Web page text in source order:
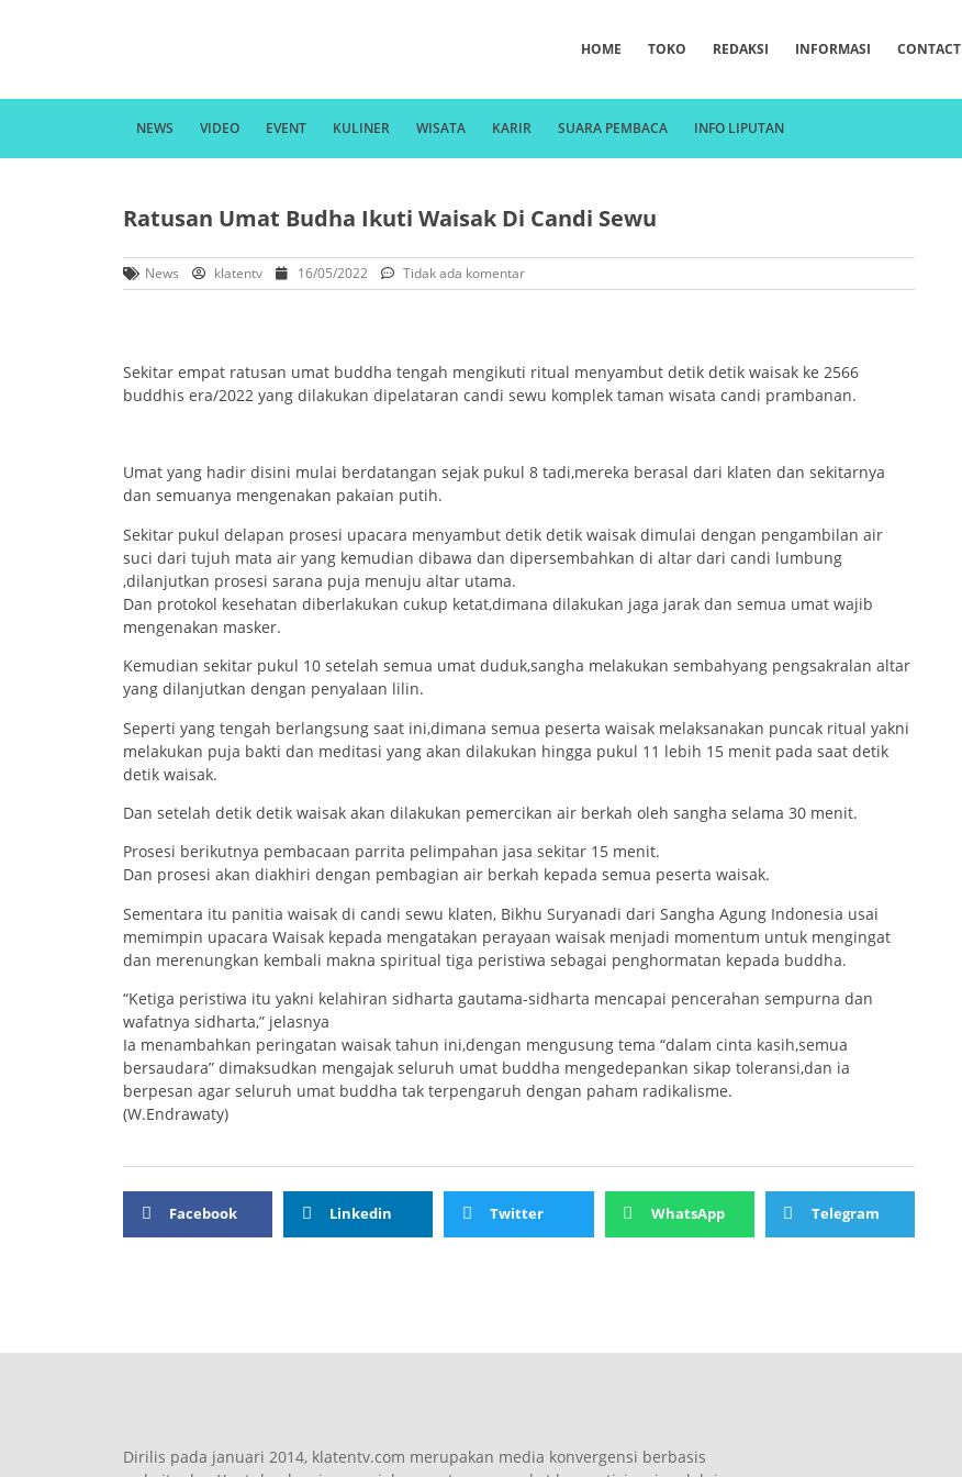
HOME TOKO REDAKSI INFORMASI CONTACT
NEWS VIDEO EVENT KULINER WISATA KARIR SUARA PEMBACA INFO LIPUTAN
Ratusan Umat Budha Ikuti Waisak Di Candi Sewu
News klatentv 16/05/2022 Tidak ada komentar
Sekitar empat ratusan umat buddha tengah mengikuti ritual menyambut detik detik waisak ke 2566
buddhis era/2022 yang dilakukan dipelataran candi sewu komplek taman wisata candi prambanan.
Umat yang hadir disini mulai berdatangan sejak pukul 8 tadi,mereka berasal dari klaten dan sekitarnya
dan semuanya mengenakan pakaian putih.
Sekitar pukul delapan prosesi upacara menyambut detik detik waisak dimulai dengan pengambilan air
suci dari tujuh mata air yang kemudian dibawa dan dipersembahkan di altar dari candi lumbung
,dilanjutkan prosesi sarana puja menuju altar utama.
Dan protokol kesehatan diberlakukan cukup ketat,dimana dilakukan jaga jarak dan semua umat wajib
mengenakan masker.
Kemudian sekitar pukul 10 setelah semua umat duduk,sangha melakukan sembahyang pengsakralan altar
yang dilanjutkan dengan penyalaan lilin.
Seperti yang tengah berlangsung saat ini,dimana semua peserta waisak melaksanakan puncak ritual yakni
melakukan puja bakti dan meditasi yang akan dilakukan hingga pukul 11 lebih 15 menit pada saat detik
detik waisak.
Dan setelah detik detik waisak akan dilakukan pemercikan air berkah oleh sangha selama 30 menit.
Prosesi berikutnya pembacaan parrita pelimpahan jasa sekitar 15 menit.
Dan prosesi akan diakhiri dengan pembagian air berkah kepada semua peserta waisak.
Sementara itu panitia waisak di candi sewu klaten, Bikhu Suryanadi dari Sangha Agung Indonesia usai
memimpin upacara Waisak kepada mengatakan perayaan waisak menjadi momentum untuk mengingat
dan merenungkan kembali makna spiritual tiga peristiwa sebagai penghormatan kepada buddha.
“Ketiga peristiwa itu yakni kelahiran sidharta gautama-sidharta mencapai pencerahan sempurna dan
wafatnya sidharta,” jelasnya
Ia menambahkan peringatan waisak tahun ini,dengan mengusung tema “dalam cinta kasih,semua
bersaudara” dimaksudkan mengajak seluruh umat buddha mengedepankan sikap toleransi,dan ia
berpesan agar seluruh umat buddha tak terpengaruh dengan paham radikalisme.
(W.Endrawaty)
Facebook Linkedin Twitter WhatsApp Telegram
Dirilis pada januari 2014, klatentv.com merupakan media konvergensi berbasis